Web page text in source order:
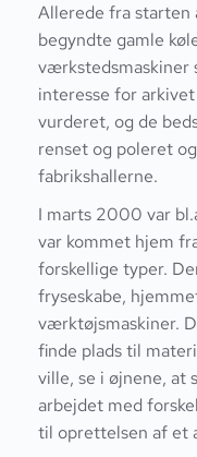
Allerede fra starten
begyndte gamle
værkstedsmaskiner
interesse for
vurderet, og de
renset og poleret
fabrikshallerne.
I marts 2000 var
var kommet hjem
forskellige typer.
fryseskabe,
værktøjsmaskiner.
finde plads til
ville, se i øjnene, at
arbejdet med
til oprettelsen af et